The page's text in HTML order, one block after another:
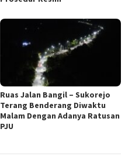
Ruas Jalan Bangil – Sukorejo
Terang Benderang Diwaktu
Malam Dengan Adanya Ratusan
PJU